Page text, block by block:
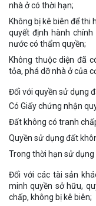
nhà ở có thời hạn;
Không bị kê biên để thi
quyết định hành
nước có thẩm quyền;
Không thuộc diện đã
tỏa, phá dỡ nhà ở của
Đối với quyền sử dụng
Có Giấy chứng nhận
Đất không có tranh
Quyền sử dụng đất
Trong thời hạn sử dụng
Đối với các tài sản
minh quyền sở hữu,
chấp, không bị kê biên;